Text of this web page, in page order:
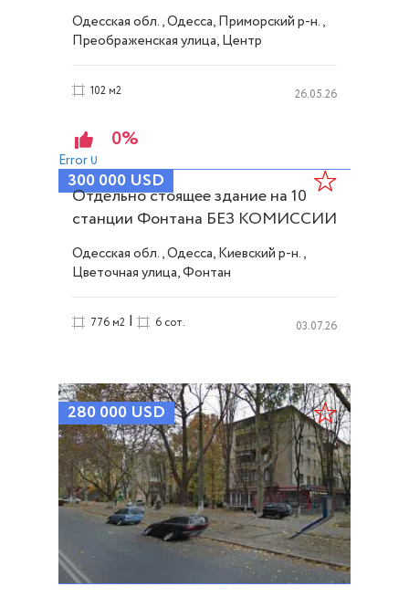
Одесская обл., Одесса, Приморский р-н.,
Преображенская улица, Центр
102 м2 26.05.26
Error 0
300 000 USD
0%
Отдельно стоящее здание на 10
станции Фонтана БЕЗ КОМИССИИ
ID 32526
Одесская обл., Одесса, Киевский р-н.,
Цветочная улица, Фонтан
776 м2 | 6 сот. 03.07.26
280 000 USD